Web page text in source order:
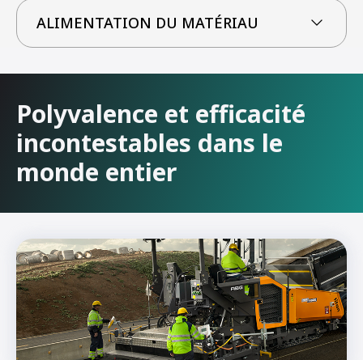
ALIMENTATION DU MATÉRIAU
Polyvalence et efficacité
incontestables dans le
monde entier